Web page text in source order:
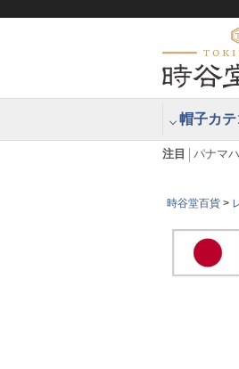
帽子カテ
注目 パナマ
時谷堂百貨